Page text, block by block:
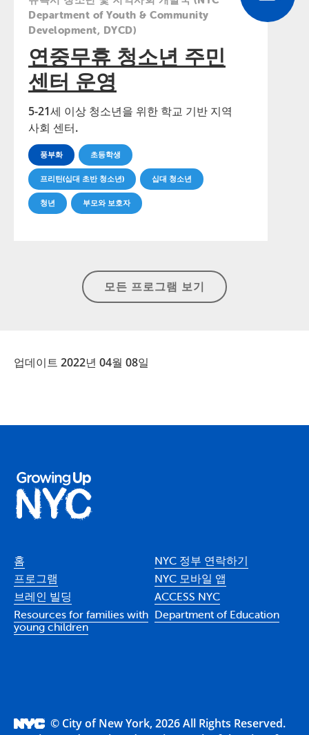
Department of Youth & Community
Development, DYCD)
연중무휴 청소년 주민
센터 운영
5-21세 이상 청소년을 위한 학교 기반 지역
사회 센터.
풍부화 초등학생
프리틴(십대 초반 청소년) 십대 청소년
청년 부모와 보호자
모든 프로그램 보기
업데이트 2022년 04월 08일
홈
프로그램
브레인 빌딩
Resources for families with
young children
NYC 정부 연락하기
NYC 모바일 앱
ACCESS NYC
Department of Education
© City of New York, 2026 All Rights Reserved.